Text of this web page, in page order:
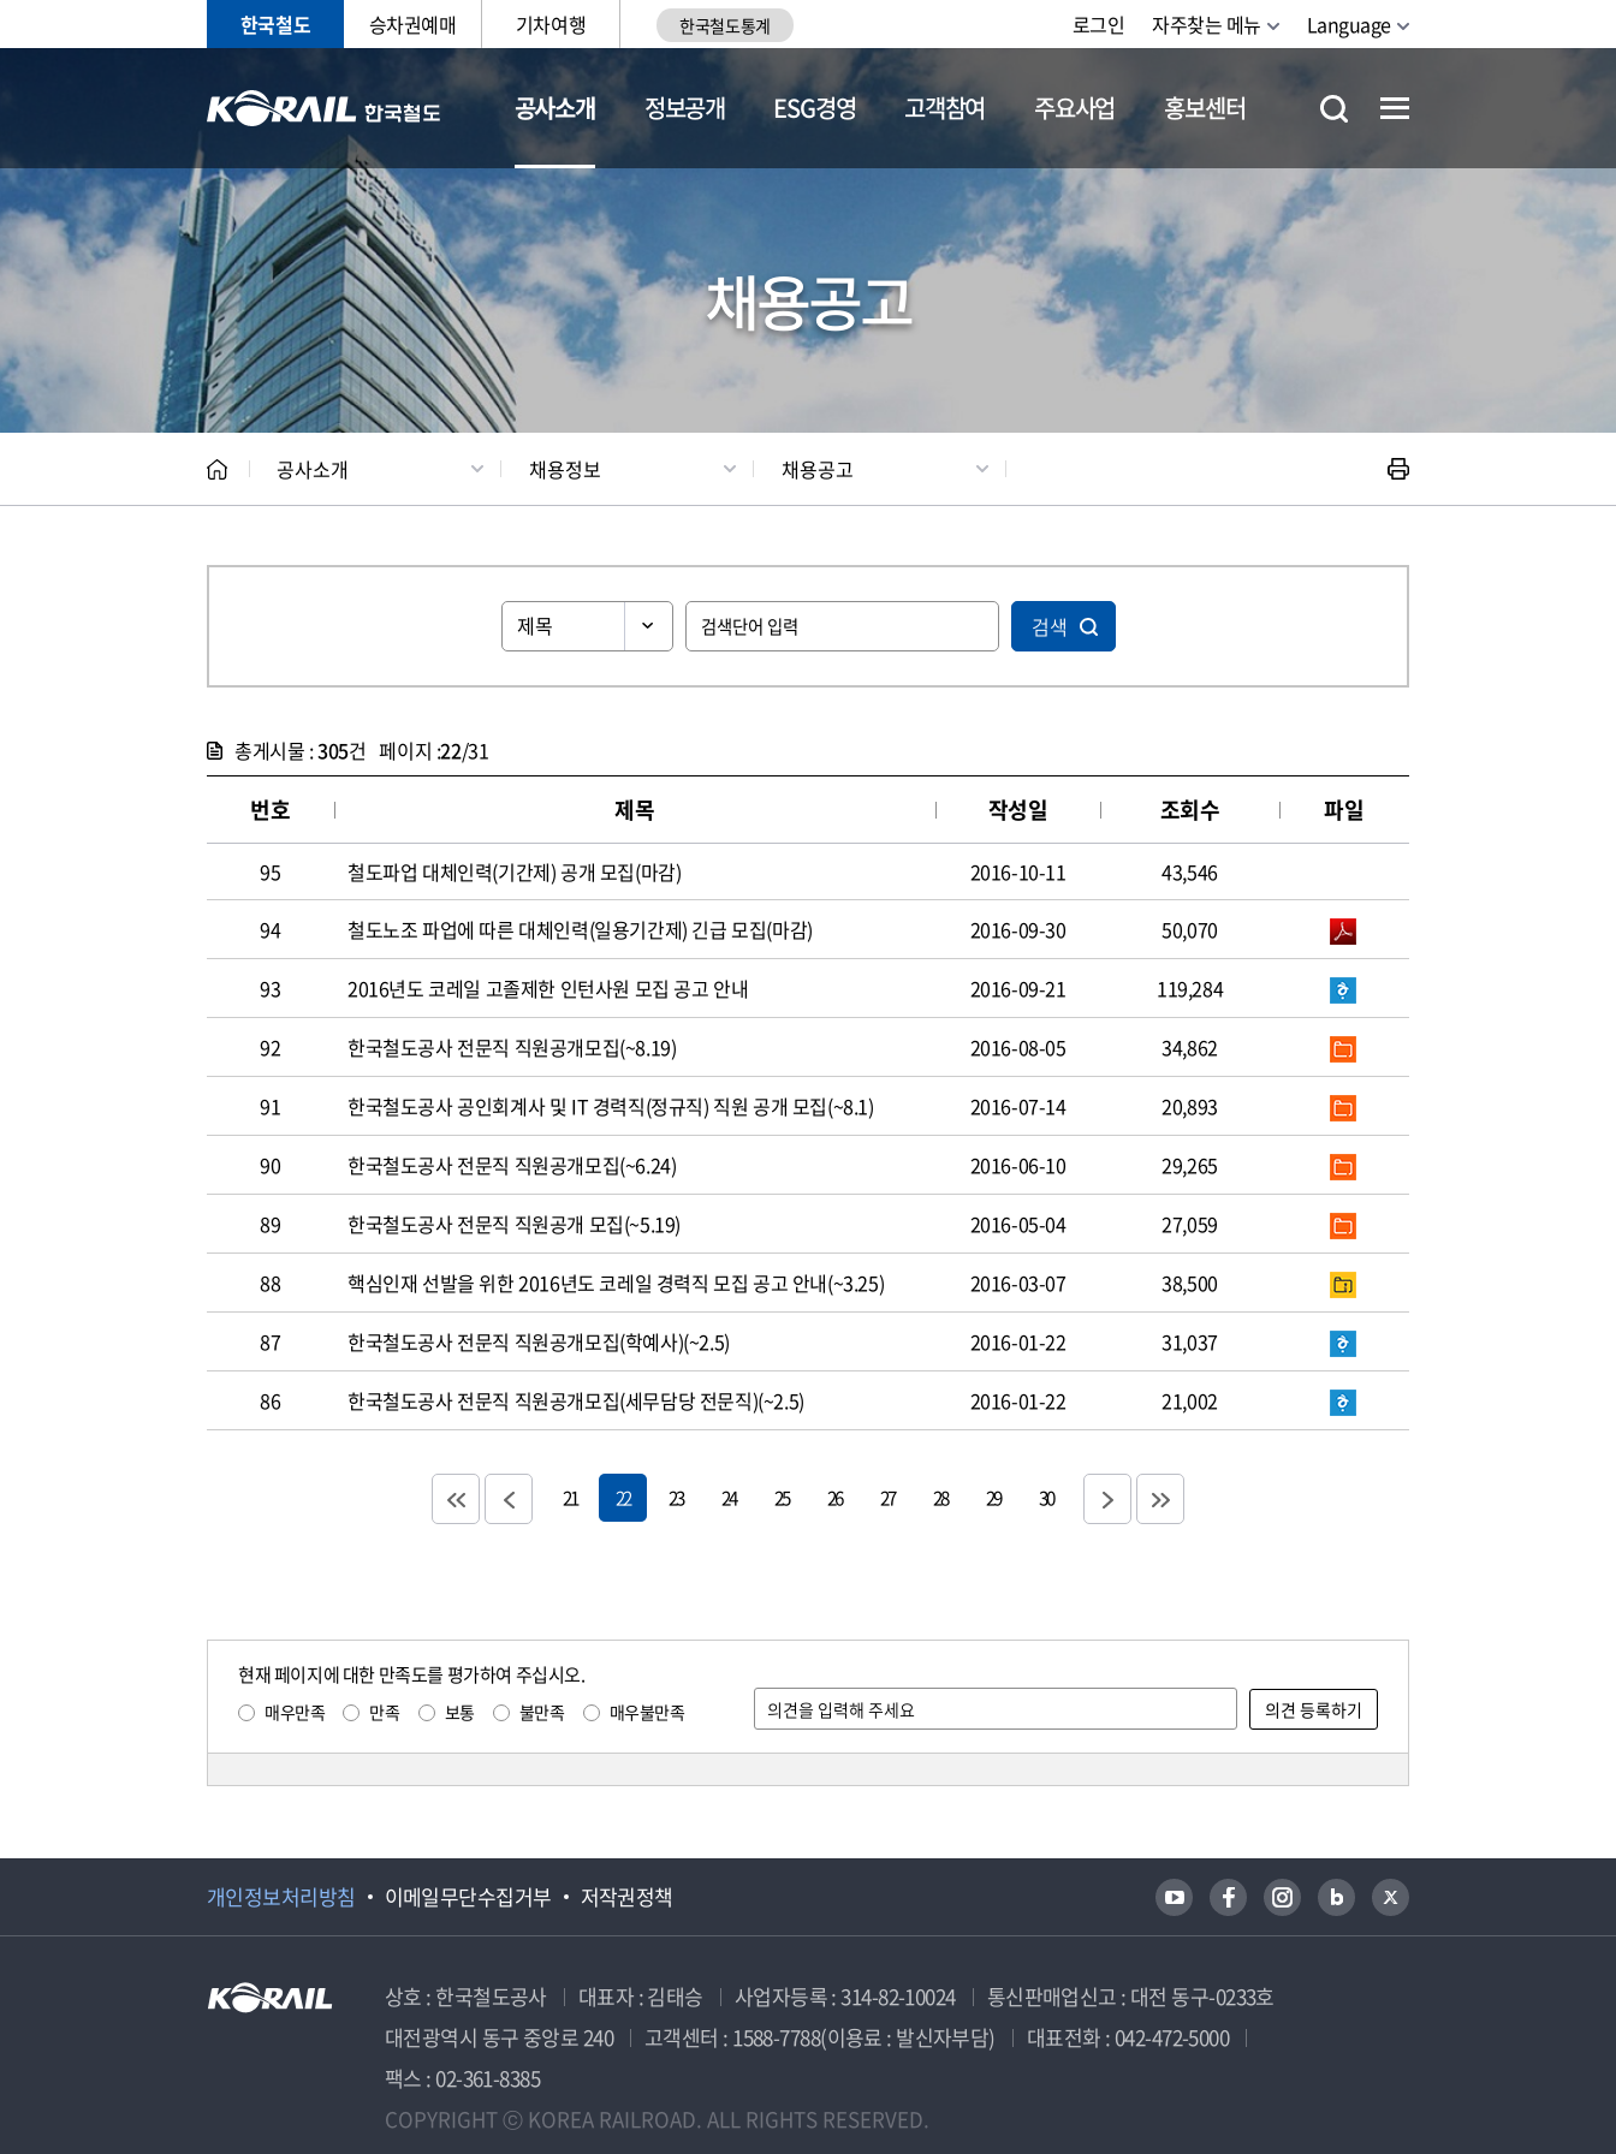
한국철도 승차권예매 기차여행 한국철도통계 로그인 자주찾는 메뉴 Language
공사소개
CEO 일반현황 채용정보
정보공개 ESG경영 고객참여 주요사업 홍보센터
채용공고
공사소개 채용정보 채용공고
검색
총게시물 :305건 페이지 :22/31
번호 제목 작성일 조회수 파일
95 철도파업 대체인력(기간제) 공개 모집(마감) 2016-10-11
43,546
94
철도노조 파업에 따른 대체인력(일용기간제) 긴급 모집(마감) 2016-09-30 50,070
93 2016년도 코레일 고졸제한 인턴사원 모집 공고 안내 2016-09-21 119,284
92 한국철도공사 전문직 직원공개모집(~8.19) 2016-08-05 34,862
91 한국철도공사 공인회계사 및 IT 경력직(정규직) 직원 공개 모집(~8.1) 2016-07-14 20,893
90 한국철도공사 전문직 직원공개모집(~6.24) 2016-06-10 29,265
89 한국철도공사 전문직 직원공개 모집(~5.19) 2016-05-04 27,059
88 핵심인재 선발을 위한 2016년도 코레일 경력직 모집 공고 안내(~3.25) 2016-03-07 38,500
87 한국철도공사 전문직 직원공개모집(학예사)(~2.5) 2016-01-22 31,037
86 한국철도공사 전문직 직원공개모집(세무담당 전문직)(~2.5) 2016-01-22 21,002
21 22 23 24 25 26 27 28 29 30
현재 페이지에 대한 만족도를 평가하여 주십시오.
매우만족 만족 보통 불만족 매우불만족
개인정보처리방침 이메일무단수집거부 저작권정책
상호 : 한국철도공사 대표자 : 김태승 사업자등록 : 314-82-10024
통신판매업신고 : 대전 동구-0233호
대전광역시 동구 중앙로 240
고객센터 : 1588-7788(이용료 : 발신자부담)
대표전화 : 042-472-5000
팩스 : 02-361-8385
COPYRIGHT ⓒ KOREA RAILROAD. ALL RIGHTS RESERVED.